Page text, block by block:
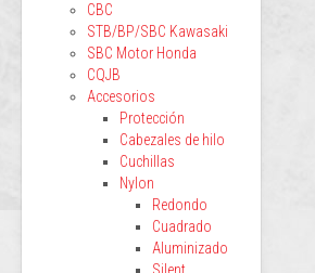
CBC
STB/BP/SBC Kawasaki
SBC Motor Honda
CQJB
Accesorios
Protección
Cabezales de hilo
Cuchillas
Nylon
Redondo
Cuadrado
Aluminizado